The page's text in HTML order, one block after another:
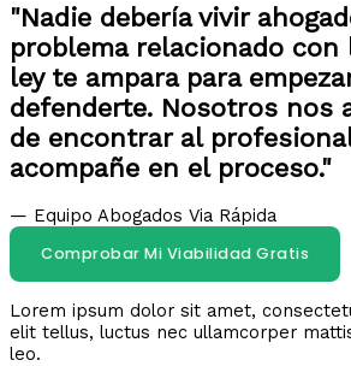
"Nadie debería vivir
problema relacionado con
ley te ampara para
defenderte. Nosotros nos
de encontrar al
acompañe en el proceso."
— Equipo Abogados Via Rápida
Comprobar Mi Viabilidad Gratis
Lorem ipsum dolor sit amet,
elit tellus, luctus nec ullamcorper
leo.